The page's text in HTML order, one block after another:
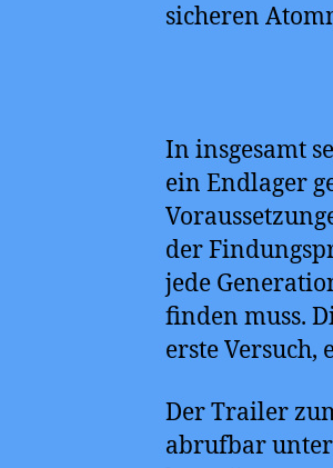
sicheren
In insgesamt
ein Endlager
der
jede
finden muss.
erste Versuch,
Der Trailer
abrufbar